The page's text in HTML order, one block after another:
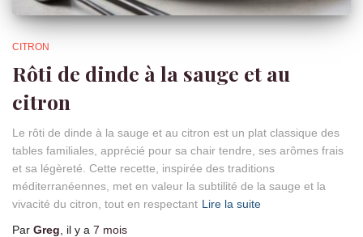
CITRON
Rôti de dinde à la sauge et au
citron
Le rôti de dinde à la sauge et au citron est un plat classique des
tables familiales, apprécié pour sa chair tendre, ses arômes frais
et sa légèreté. Cette recette, inspirée des traditions
méditerranéennes, met en valeur la subtilité de la sauge et la
vivacité du citron, tout en respectant Lire la suite
Par Greg , il y a 7 mois